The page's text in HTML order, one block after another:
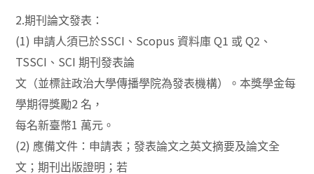
2.期刊論文發表：
(1) 申請人須已於SSCI 、 Scopus資料庫 Q1 或 Q2 、
TSSCI 、 SCI期刊發表論
文（並標註政治大學傳播學院為發表機構）。本獎學金每
學期得獎勵2名，
每名新臺幣1 萬元。
(2) 應備文件：申請表；發表論文之英文摘要及論文全
文；期刊出版證明；若